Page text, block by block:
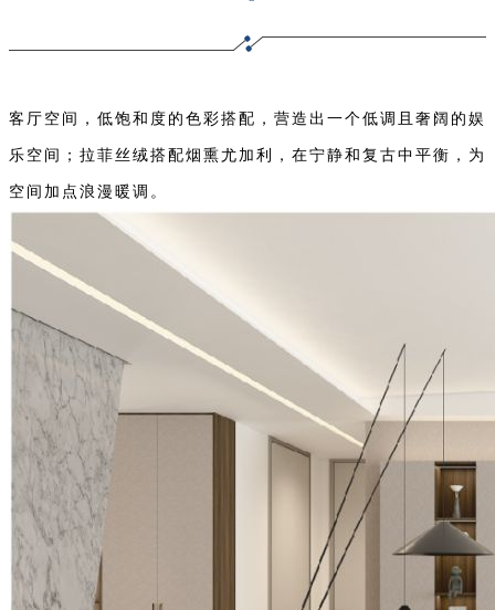
客厅空间，低饱和度的色彩搭配，营造出一个低调且奢阔的娱
乐空间；拉菲丝绒搭配烟熏尤加利，在宁静和复古中平衡，为
空间加点浪漫暖调。